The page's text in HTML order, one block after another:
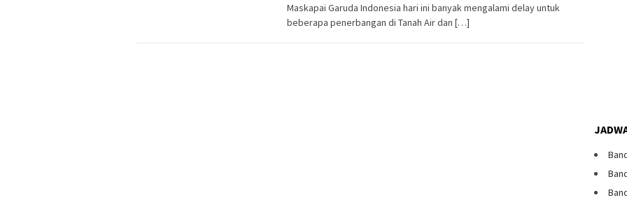
Maskapai Garuda Indonesia hari ini banyak mengalami delay untuk
beberapa penerbangan di Tanah Air dan […]